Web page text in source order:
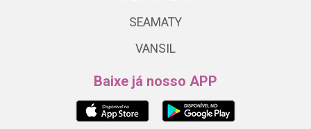
SEAMATY
VANSIL
Baixe já nosso APP